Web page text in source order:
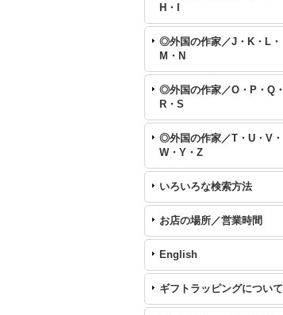
H・I
◎外国の作家／J・K・L・
M・N
◎外国の作家／O・P・Q・
R・S
◎外国の作家／T・U・V・
W・Y・Z
いろいろな検索方法
お店の場所／営業時間
English
ギフトラッピングについて